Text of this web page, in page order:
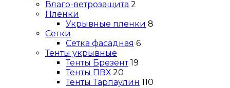
Влаго-ветрозащита 2
Пленки
Укрывные пленки 8
Сетки
Сетка фасадная 6
Тенты укрывные
Тенты Брезент 19
Тенты ПВХ 20
Тенты Тарпаулин 110